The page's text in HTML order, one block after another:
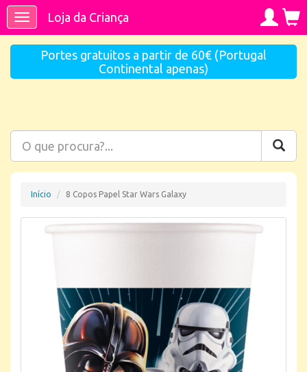
ToggleLoja da Criança
Portes gratuitos a partir de 60€ (Portugal
Continental apenas)
Início 8 Copos Papel Star Wars Galaxy